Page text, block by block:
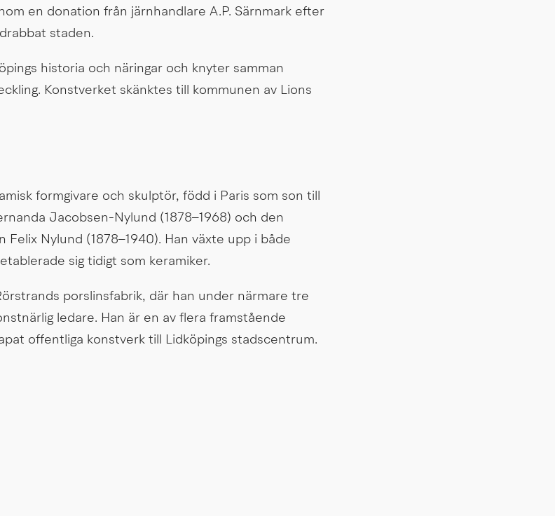
en donation från järnhandlare A.P. Särnmark efter
staden.
historia och näringar och knyter samman
Konstverket skänktes till kommunen av Lions
formgivare och skulptör, född i Paris som son till
Jacobsen-Nylund (1878–1968) och den
Felix Nylund (1878–1940). Han växte upp i både
sig tidigt som keramiker.
porslinsfabrik, där han under närmare tre
ledare. Han är en av flera framstående
offentliga konstverk till Lidköpings stadscentrum.